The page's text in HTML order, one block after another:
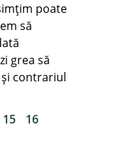
poate
să
grea să
și contrariul
15
16